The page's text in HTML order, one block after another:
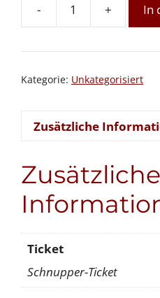
- + In
Kategorie: Unkategorisiert
Zusätzliche
Zusätzliche
Ticket
Schnupper-Ticket